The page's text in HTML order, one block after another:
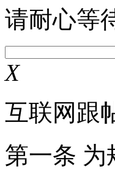
请耐心等
X
互联网跟
第一条 为